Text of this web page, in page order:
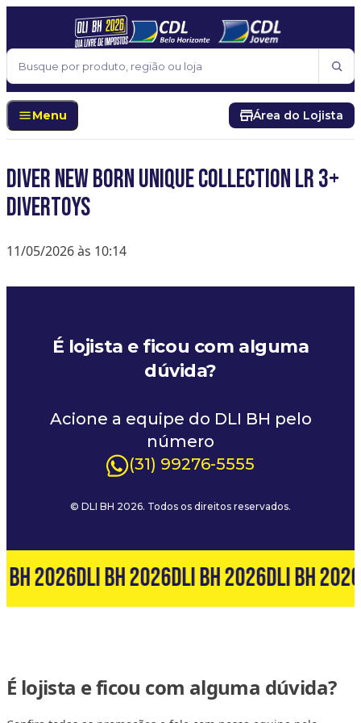
Pular para o conteúdo
Buscar
Menu Área do Lojista
DIVER NEW BORN UNIQUE COLLECTION LR 3+
DIVERTOYS
11/05/2026 às 10:14
É lojista e ficou com alguma
dúvida?
Acione a equipe do DLI BH pelo
número
(31) 99276-5555
© DLI BH 2026. Todos os direitos reservados.
BH 2026DLI BH 2026DLI BH 2026DLI BH 2026
É lojista e ficou com alguma dúvida?